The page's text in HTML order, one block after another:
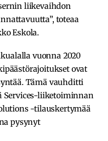
liikevaihdon
toteaa
Eskola.
vuonna 2020
ovat
Tämä vauhditti
Services-liiketoiminnan
-tilauskertymää
pysynyt